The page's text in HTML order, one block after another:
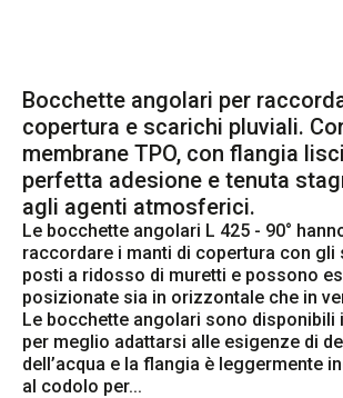
Bocchette angolari per
copertura e scarichi pluviali.
membrane TPO, con flangia
perfetta adesione e tenuta
agli agenti atmosferici.
Le bocchette angolari L 425 - 90°
raccordare i manti di copertura con gli
posti a ridosso di muretti e possono
posizionate sia in orizzontale che in
Le bocchette angolari sono disponibili
per meglio adattarsi alle esigenze di
dell’acqua e la flangia è leggermente
al codolo per...